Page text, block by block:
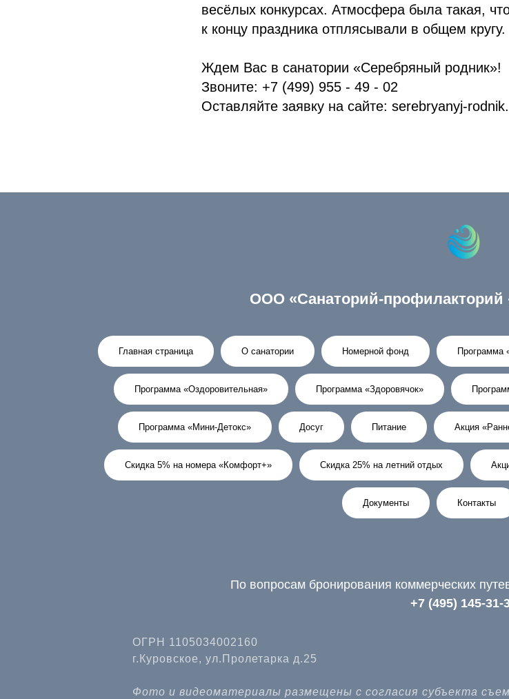
весёлых конкурсах. Атмосфера была такая,
к концу праздника отплясывали в общем кругу.
Ждем Вас в санатории «Серебряный родник»!
Звоните: +7 (499) 955 - 49 - 02
Оставляйте заявку на сайте: serebryanyj-
ООО «Санаторий-профилакторий
Главная страница О санатории Номерной фонд Программа
Программа «Оздоровительная» Программа «Здоровячок»
Программа «Мини-Детокс» Досуг Питание Акция
Скидка 5% на номера «Комфорт+» Скидка 25% на летний отдых
Документы Контакты
По вопросам бронирования коммерческих
+7 (495) 145-31-
ОГРН 1105034002160
г.Куровское, ул.Пролетарка д.25
Фото и видеоматериалы размещены с согласия субъекта